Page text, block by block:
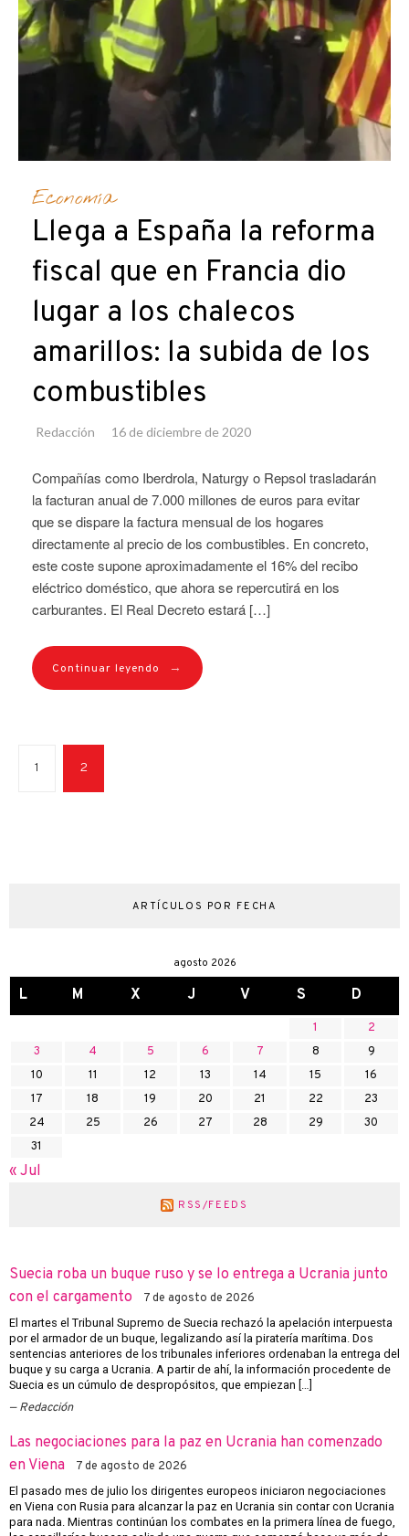
Economía
Llega a España la reforma
fiscal que en Francia dio
lugar a los chalecos
amarillos: la subida de los
combustibles
Redacción 16 de diciembre de 2020
Compañías como Iberdrola, Naturgy o Repsol trasladarán
la facturan anual de 7.000 millones de euros para evitar
que se dispare la factura mensual de los hogares
directamente al precio de los combustibles. En concreto,
este coste supone aproximadamente el 16% del recibo
eléctrico doméstico, que ahora se repercutirá en los
carburantes. El Real Decreto estará […]
Continuar leyendo →
1 2
ARTÍCULOS POR FECHA
agosto 2026
L M X J V S D
1
2
3
4 5 6 7 8
9
10
11 12 13 14 15
16
17
18 19 20 21 22
23
24
25 26 27 28 29
30
31
« Jul
RSS/FEEDS
Suecia roba un buque ruso y se lo entrega a Ucrania junto
con el cargamento
7 de agosto de 2026
El martes el Tribunal Supremo de Suecia rechazó la apelación interpuesta
por el armador de un buque, legalizando así la piratería marítima. Dos
sentencias anteriores de los tribunales inferiores ordenaban la entrega del
buque y su carga a Ucrania. A partir de ahí, la información procedente de
Suecia es un cúmulo de despropósitos, que empiezan […]
Redacción
Las negociaciones para la paz en Ucrania han comenzado
en Viena
7 de agosto de 2026
El pasado mes de julio los dirigentes europeos iniciaron negociaciones
en Viena con Rusia para alcanzar la paz en Ucrania sin contar con Ucrania
para nada. Mientras continúan los combates en la primera línea de fuego,